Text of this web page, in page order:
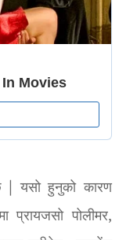
| यसो हुनुको कारण
प्रायजसो पोलीमर,